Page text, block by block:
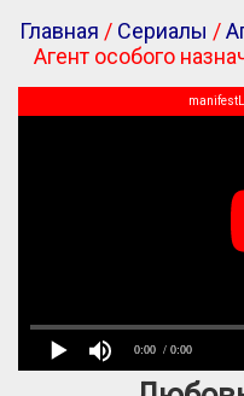
Главная / Сериалы /
Агент особого
0:00 / 0:00